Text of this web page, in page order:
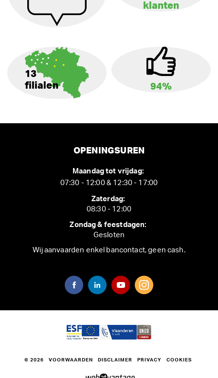
klanten
13
filialen
94%
OPENINGSUREN
Maandag tot vrijdag:
07:30 - 12:00 & 12:30 - 17:00
Zaterdag:
08:30 - 12:00
Zondag & feestdagen:
Gesloten
Wij aanvaarden enkel bancontact, geen cash.
© 2026 VOORWAARDEN DISCLAIMER PRIVACY COOKIES